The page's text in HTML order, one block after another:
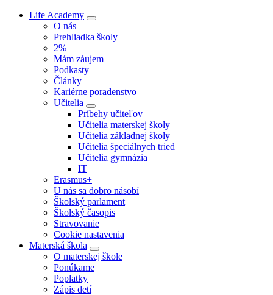
Life Academy
O nás
Prehliadka školy
2%
Mám záujem
Podkasty
Články
Kariérne poradenstvo
Učitelia
Príbehy učiteľov
Učitelia materskej školy
Učitelia základnej školy
Učitelia špeciálnych tried
Učitelia gymnázia
IT
Erasmus+
U nás sa dobro násobí
Školský parlament
Školský časopis
Stravovanie
Cookie nastavenia
Materská škola
O materskej škole
Ponúkame
Poplatky
Zápis detí